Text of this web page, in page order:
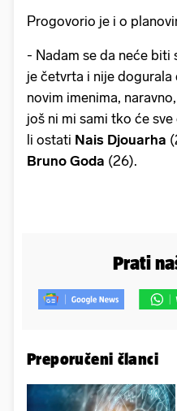
Progovorio je i o
- Nadam se da neće
je četvrta i nije
novim imenima,
još ni mi sami tko će
li ostati Nais Djouarha
Bruno Goda (26).
Prati
Preporučeni članci